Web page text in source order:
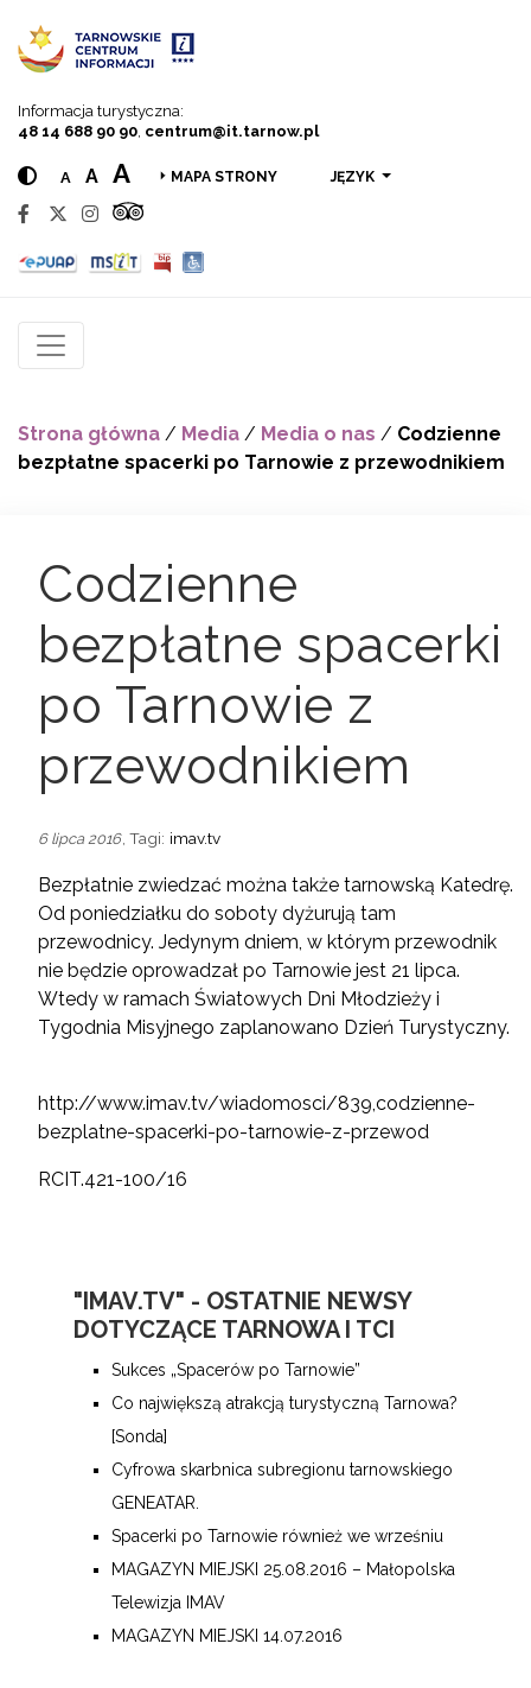
Informacja turystyczna:
48 14 688 90 90 centrum@it.tarnow.pl
A A A MAPA STRONY JĘZYK
Strona główna / Media / Media o nas / Codzienne
bezpłatne spacerki po Tarnowie z przewodnikiem
Codzienne
bezpłatne spacerki
po Tarnowie z
przewodnikiem
6 lipca 2016 , Tagi: imav.tv
Bezpłatnie zwiedzać można także tarnowską Katedrę.
Od poniedziałku do soboty dyżurują tam
przewodnicy. Jedynym dniem, w którym przewodnik
nie będzie oprowadzał po Tarnowie jest 21 lipca.
Wtedy w ramach Światowych Dni Młodzieży i
Tygodnia Misyjnego zaplanowano Dzień Turystyczny.
http://www.imav.tv/wiadomosci/839,codzienne-
bezplatne-spacerki-po-tarnowie-z-przewod
RCIT.421-100/16
"IMAV.TV" - OSTATNIE NEWSY
DOTYCZĄCE TARNOWA I TCI
Sukces „Spacerów po Tarnowie”
Co największą atrakcją turystyczną Tarnowa?
[Sonda]
Cyfrowa skarbnica subregionu tarnowskiego
GENEATAR.
Spacerki po Tarnowie również we wrześniu
MAGAZYN MIEJSKI 25.08.2016 – Małopolska
Telewizja IMAV
MAGAZYN MIEJSKI 14.07.2016